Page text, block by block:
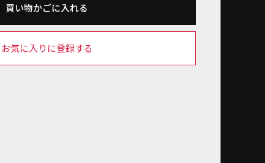
買い物かごに入れる
お気に入りに登録する